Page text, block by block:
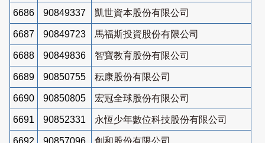
6686 90849337 凱世資本股份有限公司
6687 90849723 馬福斯投資股份有限公司
6688 90849836 智寶教育股份有限公司
6689 90850755 秐康股份有限公司
6690 90850805 宏冠全球股份有限公司
6691 90852331 永恆少年數位科技股份有限公司
6692 90857096 創和股份有限公司